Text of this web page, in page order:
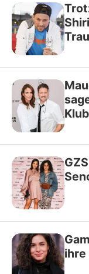
Klub
ihre